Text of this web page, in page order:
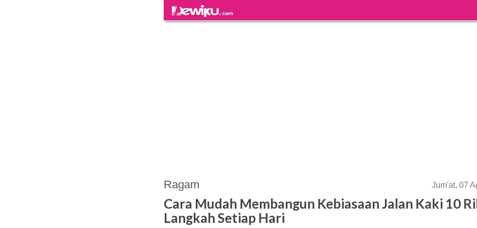
Ragam Jum'at, 07
Cara Mudah Membangun Kebiasaan Jalan Kaki 10
Langkah Setiap Hari